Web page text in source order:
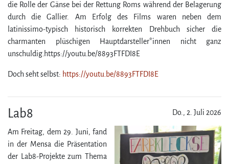
die Rolle der Gänse bei der Rettung Roms während der Belagerung
durch die Gallier. Am Erfolg des Films waren neben dem
latinissimo-typisch historisch korrekten Drehbuch sicher die
charmanten plüschigen Hauptdarsteller*innen nicht ganz
unschuldig.https://youtu.be/​8893FTFDI8E
Doch seht selbst: https://youtu.be/​8893FTFDI8E
Do., 2. Juli 2026
Lab8
Am Freitag, dem 29. Juni, fand
in der Mensa die Präsentation
der Lab8-Projekte zum Thema